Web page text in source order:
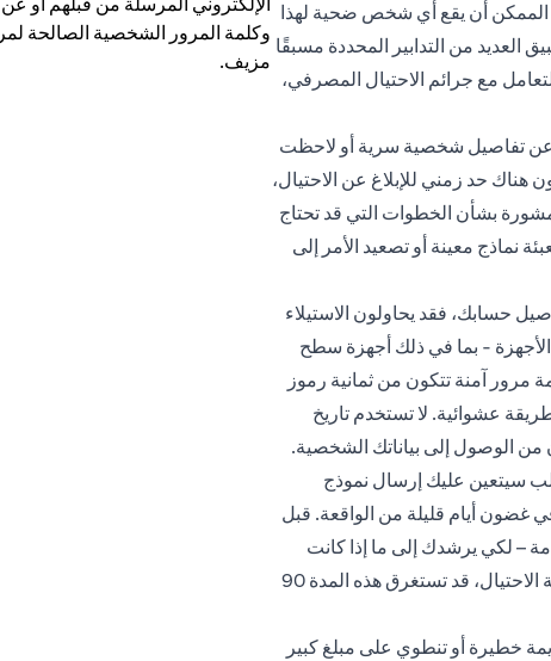
الممكن أن يقع أي شخص ضحية لهذا
من التدابير المحددة مسبقًا
مع جرائم الاحتيال المصرفي،
عن تفاصيل شخصية سرية أو لاحظت
حد زمني للإبلاغ عن الاحتيال،
بشأن الخطوات التي قد تحتاج
نماذج معينة أو تصعيد الأمر إلى
حسابك، فقد يحاولون الاستيلاء
- بما في ذلك أجهزة سطح
مرور آمنة تتكون من ثمانية رموز
عشوائية. لا تستخدم تاريخ
من الوصول إلى بياناتك الشخصية.
سيتعين عليك إرسال نموذج
غضون أيام قليلة من الواقعة. قبل
– لكي يرشدك إلى ما إذا كانت
هناك أي مستندات أخرى مطلوبة. استفسر عن المدة التي تستغرقها العملية - اعتمادًا على طبيعة الاحتيال، قد تستغرق هذه المدة 90
خطيرة أو تنطوي على مبلغ كبير
وكلمة المرور الشخصية الصالحة
مزيف.